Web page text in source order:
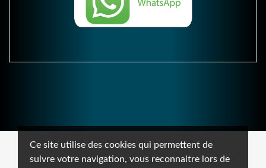
Ce site utilise des cookies qui permettent de
suivre votre navigation, vous reconnaitre lors de